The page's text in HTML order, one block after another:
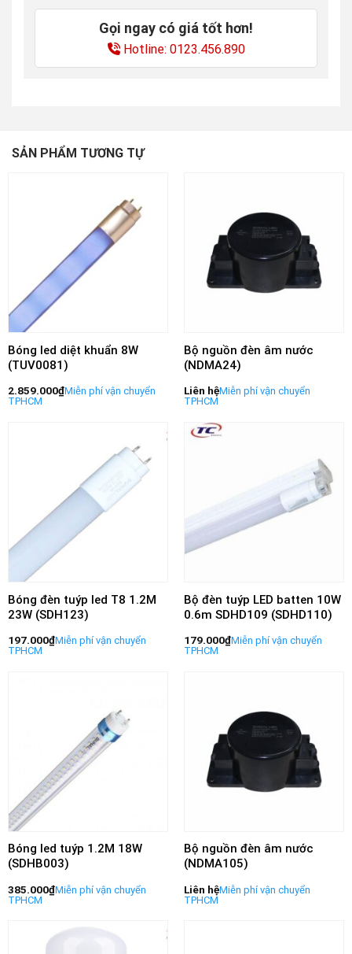
Gọi ngay có giá tốt hơn!
Hotline: 0123.456.890
SẢN PHẨM TƯƠNG TỰ
Bóng led diệt khuẩn 8W
(TUV0081)
2.859.000₫
Bộ nguồn đèn âm nước
(NDMA24)
Liên hệ
Bóng đèn tuýp led T8 1.2M
23W (SDH123)
197.000₫
Bộ đèn tuýp LED batten 10W
0.6m SDHD109 (SDHD110)
179.000₫
Bóng led tuýp 1.2M 18W
(SDHB003)
385.000₫
Bộ nguồn đèn âm nước
(NDMA105)
Liên hệ